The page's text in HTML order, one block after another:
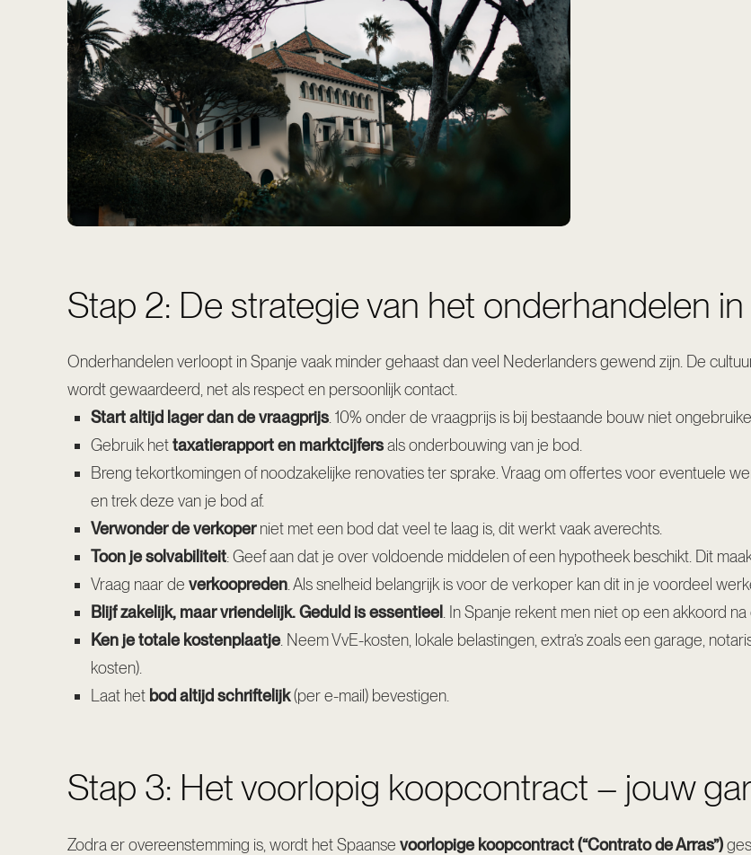
Stap 2: De strategie van het onderhandelen
Onderhandelen verloopt in Spanje vaak minder gehaast dan veel Nederlanders gewend zijn. De
wordt gewaardeerd, net als respect en persoonlijk contact.
Start altijd lager dan de vraagprijs. 10% onder de vraagprijs is bij bestaande bouw niet
Gebruik hettaxatierapport en marktcijfersals onderbouwing van je bod.
Breng tekortkomingen of noodzakelijke renovaties ter sprake. Vraag om offertes voor eventuele
en trek deze van je bod af.
Verwonder de verkoperniet met een bod dat veel te laag is, dit werkt vaak averechts.
Toon je solvabiliteit: Geef aan dat je over voldoende middelen of een hypotheek beschikt. Dit
Vraag naar de verkoopreden. Als snelheid belangrijk is voor de verkoper kan dit in je voordeel
Blijf zakelijk, maar vriendelijk. Geduld is essentieel. In Spanje rekent men niet op een akkoord
Ken je totale kostenplaatje. Neem VvE-kosten, lokale belastingen, extra’s zoals een garage,
kosten).
Laat het bod altijd schriftelijk(per e-mail) bevestigen.
Stap 3: Het voorlopig koopcontract – jouw
Zodra er overeenstemming is, wordt het Spaanse voorlopige koopcontract (“Contrato de Arras”)